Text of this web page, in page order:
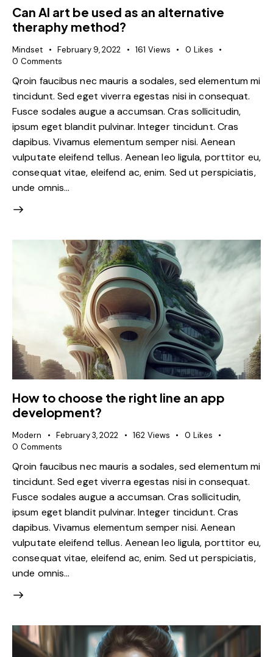
Can AI art be used as an alternative
theraphy method?
Mindset February 9, 2022 161 Views 0 Likes
0 Comments
Qroin faucibus nec mauris a sodales, sed elementum mi
tincidunt. Sed eget viverra egestas nisi in consequat.
Fusce sodales augue a accumsan. Cras sollicitudin,
ipsum eget blandit pulvinar. Integer tincidunt. Cras
dapibus. Vivamus elementum semper nisi. Aenean
vulputate eleifend tellus. Aenean leo ligula, porttitor eu,
consequat vitae, eleifend ac, enim. Sed ut perspiciatis,
unde omnis…
How to choose the right line an app
development?
Modern February 3, 2022 162 Views 0 Likes
0 Comments
Qroin faucibus nec mauris a sodales, sed elementum mi
tincidunt. Sed eget viverra egestas nisi in consequat.
Fusce sodales augue a accumsan. Cras sollicitudin,
ipsum eget blandit pulvinar. Integer tincidunt. Cras
dapibus. Vivamus elementum semper nisi. Aenean
vulputate eleifend tellus. Aenean leo ligula, porttitor eu,
consequat vitae, eleifend ac, enim. Sed ut perspiciatis,
unde omnis…